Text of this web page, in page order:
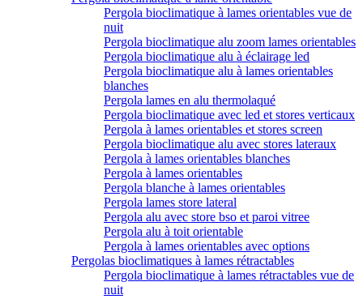
Pergola bioclimatique à lames orientables vue de
nuit
Pergola bioclimatique alu zoom lames orientables
Pergola bioclimatique alu à éclairage led
Pergola bioclimatique alu à lames orientables
blanches
Pergola lames en alu thermolaqué
Pergola bioclimatique avec led et stores verticaux
Pergola à lames orientables et stores screen
Pergola bioclimatique alu avec stores lateraux
Pergola à lames orientables blanches
Pergola à lames orientables
Pergola blanche à lames orientables
Pergola lames store lateral
Pergola alu avec store bso et paroi vitree
Pergola alu à toit orientable
Pergola à lames orientables avec options
Pergolas bioclimatiques à lames rétractables
Pergola bioclimatique à lames rétractables vue de
nuit